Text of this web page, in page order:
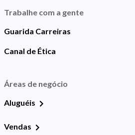
Trabalhe com a gente
Guarida Carreiras
Canal de Ética
Áreas de negócio
Aluguéis
Vendas